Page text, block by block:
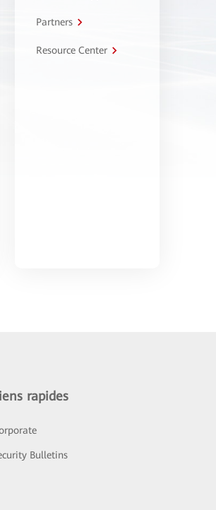
Partners
Resource Center
rapides
Bulletins